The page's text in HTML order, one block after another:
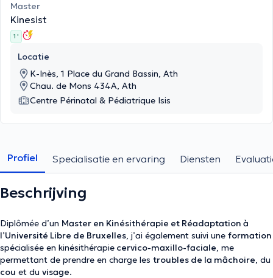
Master
Kinesist
1 '
Locatie
K-Inès, 1 Place du Grand Bassin, Ath
Chau. de Mons 434A, Ath
Centre Périnatal & Pédiatrique Isis
Profiel Specialisatie en ervaring Diensten
Beschrijving
Diplômée d’un Master en Kinésithérapie et Réadaptation à
l’Université Libre de Bruxelles, j’ai également suivi une formation
spécialisée en kinésithérapie cervico-maxillo-faciale, me
permettant de prendre en charge les troubles de la mâchoire, du
cou et du visage.